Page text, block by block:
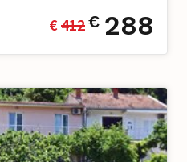
€ 412€ 288